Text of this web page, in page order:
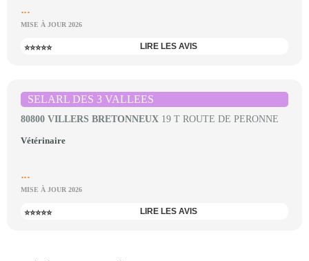
...
MISE À JOUR 2026
⭐⭐⭐⭐⭐ LIRE LES AVIS
SELARL DES 3 VALLEES
80800 VILLERS BRETONNEUX 19 T ROUTE DE PERONNE
Vétérinaire
...
MISE À JOUR 2026
⭐⭐⭐⭐⭐ LIRE LES AVIS